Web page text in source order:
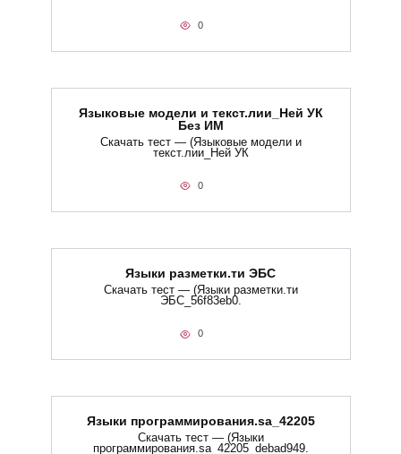
0
Языковые модели и текст.лии_Ней УК
Без ИМ
Скачать тест — (Языковые модели и
текст.лии_Ней УК
0
Языки разметки.ти​ ЭБС
Скачать тест — (Языки разметки.ти​
ЭБС_56f83eb0.
0
Языки программирования.sa_42205
Скачать тест — (Языки
программирования.sa_42205_debad949.